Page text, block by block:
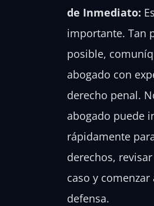
de Inmediato:
importante. Tan
posible,
abogado con
derecho penal.
abogado puede
rápidamente
derechos,
caso y
defensa.